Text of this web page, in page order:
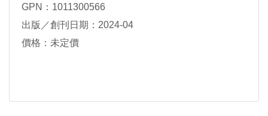
GPN：1011300566
出版／創刊日期：2024-04
價格：未定價